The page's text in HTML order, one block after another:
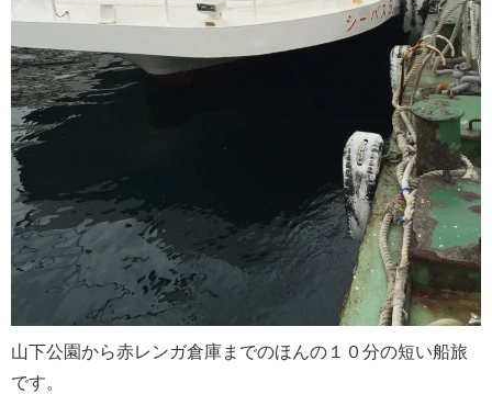
山下公園から赤レンガ倉庫までのほんの１０分の短い船旅
です。